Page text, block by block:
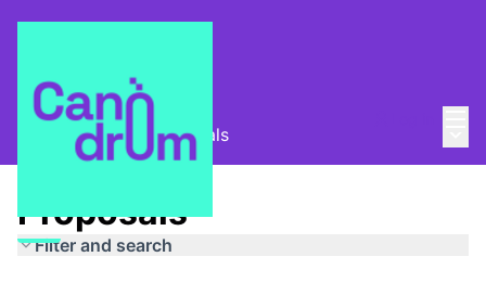
Espais segurs Proposals
Proposals
Filter and search